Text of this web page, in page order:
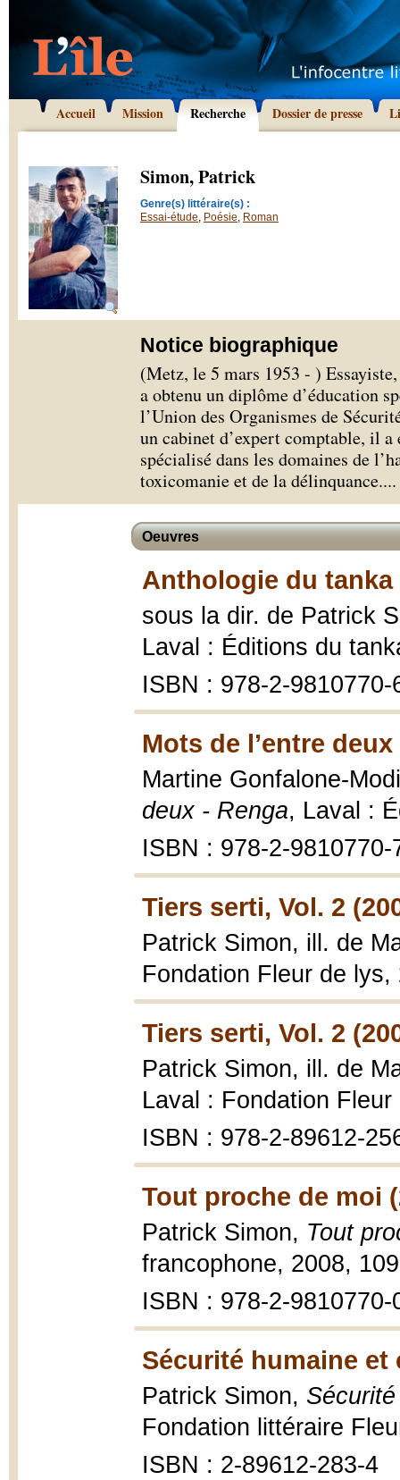
Accueil Mission Recherche Dossier de presse
Simon, Patrick
Genre(s) littéraire(s) :
Essai-étude, Poésie, Roman
Notice biographique
(Metz, le 5 mars 1953 - )
a obtenu un diplôme d’éducation
l’Union des Organismes de
un cabinet d’expert comptable, il
spécialisé dans les domaines de
toxicomanie et de la délinquance....
Oeuvres
Anthologie du
sous la dir. de Patrick
Laval : Éditions du
ISBN : 978-2-9810770-
Mots de l’entre deux
Martine Gonfalone-
deux - Renga, Laval :
ISBN : 978-2-9810770-
Tiers serti, Vol. 2
Patrick Simon, ill. de
Fondation Fleur de lys,
Tiers serti, Vol. 2
Patrick Simon, ill. de
Laval : Fondation
ISBN : 978-2-89612-
Tout proche de moi
Patrick Simon, Tout
francophone, 2008,
ISBN : 978-2-9810770-
Sécurité humaine et
Patrick Simon,
Fondation littéraire
ISBN : 2-89612-283-4